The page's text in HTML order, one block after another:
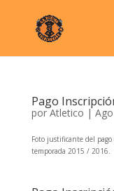
Pago
porAtletico |
Foto justificante del
temporada 2015 /